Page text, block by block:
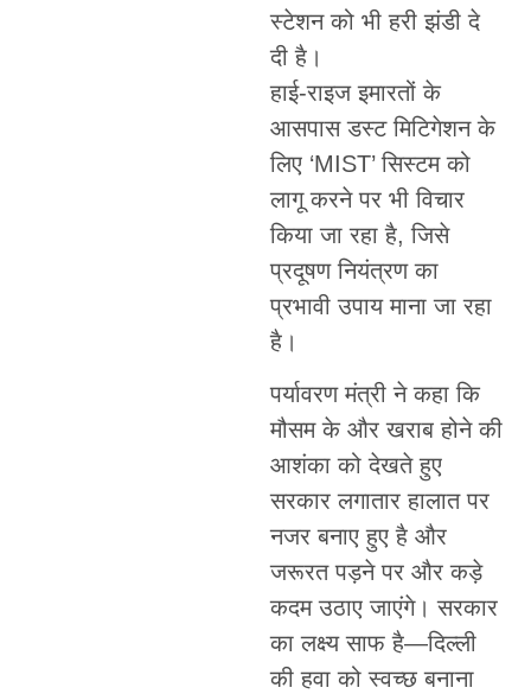
स्टेशन को भी हरी झंडी दे
दी है।
हाई-राइज इमारतों के
आसपास डस्ट मिटिगेशन के
लिए ‘MIST’ सिस्टम को
लागू करने पर भी विचार
किया जा रहा है, जिसे
प्रदूषण नियंत्रण का
प्रभावी उपाय माना जा रहा
है।
पर्यावरण मंत्री ने कहा कि
मौसम के और खराब होने की
आशंका को देखते हुए
सरकार लगातार हालात पर
नजर बनाए हुए है और
जरूरत पड़ने पर और कड़े
कदम उठाए जाएंगे। सरकार
का लक्ष्य साफ है—दिल्ली
की हवा को स्वच्छ बनाना